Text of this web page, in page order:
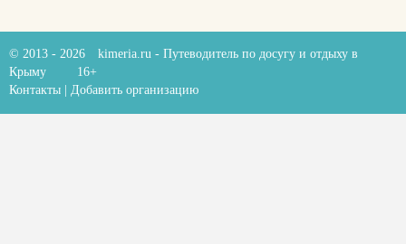
© 2013 - 2026 kimeria.ru - Путеводитель по досугу и отдыху в
Крыму
16+
Контакты
Добавить организацию